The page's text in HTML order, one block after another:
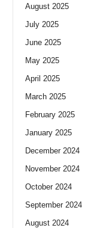
August 2025
July 2025
June 2025
May 2025
April 2025
March 2025
February 2025
January 2025
December 2024
November 2024
October 2024
September 2024
August 2024